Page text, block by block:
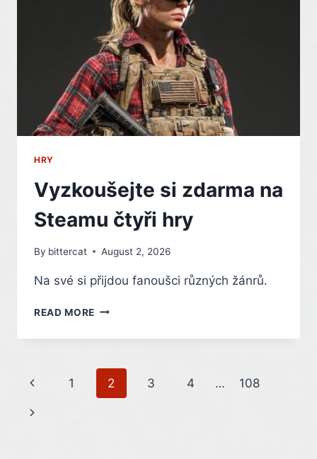
REŽIM
KARIÉRY
HRY
Vyzkoušejte si zdarma na
Steamu čtyři hry
By bittercat August 2, 2026
Na své si přijdou fanoušci různých žánrů.
READ MORE VYZKOUŠEJTE
ZDARMA
STEAMU
ČTYŘI
HRY
Page
navigation
Previous
Page
1 2 3 4 … 108
Next